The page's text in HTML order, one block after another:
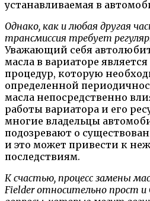
устанавливаемая в
Однако, как и любая другая
трансмиссия требует
Уважающий себя
масла в вариаторе
процедур, которую
определенной
масла непосредственно
работы вариатора и его
многие владельцы
подозревают о
и это может привести к
последствиям.
К счастью, процесс замены
Fielder относительно прост